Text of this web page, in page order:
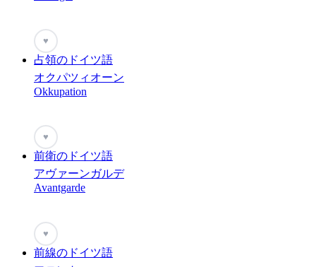
♥
占領のドイツ語
オクパツィオーン
Okkupation
♥
前衛のドイツ語
アヴァーンガルデ
Avantgarde
♥
前線のドイツ語